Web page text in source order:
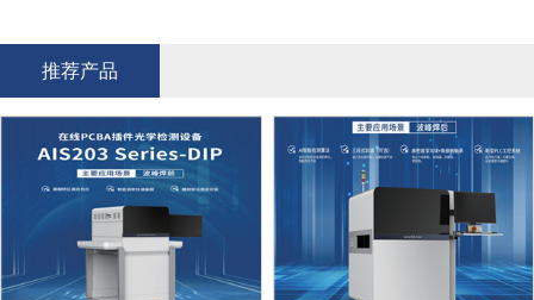
推荐产品